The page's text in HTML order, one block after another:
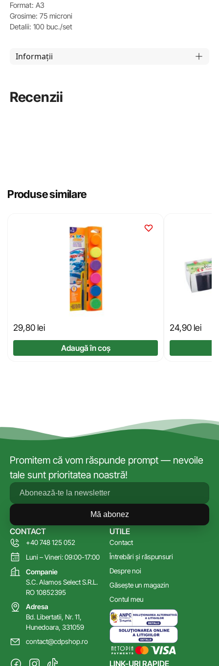
Format: A3
Grosime: 75 microni
Detalii: 100 buc./set
Informații
Recenzii
Produse similare
29,80 lei
Adaugă în coș
24,90 lei
Promitem că vom răspunde prompt — nevoile
tale sunt prioritatea noastră!
Mă abonez
LINK-URI RAPIDE
UTILE
Contact
Întrebări și răspunsuri
Despre noi
Găsește un magazin
Contul meu
CONTACT
+40 748 125 052
Luni – Vineri: 09:00-17:00
Companie
S.C. Alamos Select S.R.L.
RO 10852395
Adresa
Bd. Libertatii, Nr. 11,
Hunedoara, 331059
contact@cdpshop.ro